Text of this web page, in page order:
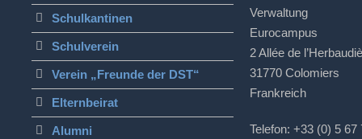
Schulkantinen
Schulverein
Verein „Freunde der DST“
Elternbeirat
Alumni
Verwaltung
Eurocampus
2 Allée de
31770 Colomiers
Frankreich
Telefon: +33 (0) 5 67